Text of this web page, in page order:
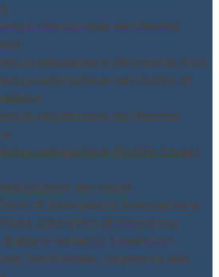
valutazione del Rischio
valutazione del rischio ROA
valutazione del rischio di
valutazione del Rischio
valutazione Rischio Stress
Valutazione dei rischi
di Emergenza Evacuazione
Piano Operativo di Sicurezza
Rappresentante Lavoratori
Territoriale – supporto alla